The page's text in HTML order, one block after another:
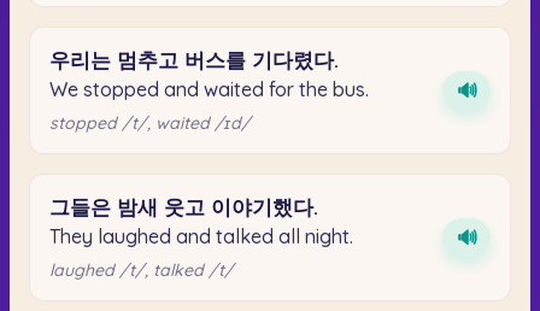
우리는 멈추고 버스를 기다렸다.
We stopped and waited for the bus.
stopped /t/, waited /ɪd/
🔊
그들은 밤새 웃고 이야기했다.
They laughed and talked all night.
laughed /t/, talked /t/
🔊